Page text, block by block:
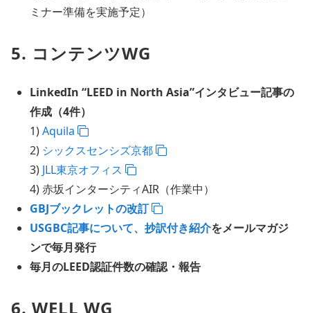
ミナー準備を実施予定）
5. コンテンツWG
LinkedIn “LEED in North Asia”インタビュー記事の
作成（4件）
1)Aquila
2) シックスセンシズ京都
3) JLL東京オフィス
4) 赤坂インターシティAIR（作業中）
GBJブックレットの改訂
USGBC記事について、抄訳付き紹介をメールマガジ
ンで毎月発行
毎月のLEED認証件数の確認・報告
6. WELL WG